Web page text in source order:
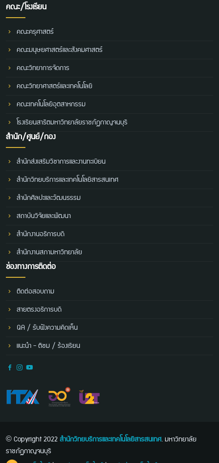
คณะ/โรงเรียน
คณะครุศาสตร์
คณะมนุษยศาสตร์และสังคมศาสตร์
คณะวิทยาการจัดการ
คณะวิทยาศาสตร์และเทคโนโลยี
คณะเทคโนโลยีอุตสาหกรรม
โรงเรียนสาธิตมหาวิทยาลัยราชภัฏกาญจนบุรี
สำนัก/ศูนย์/กอง
สำนักส่งเสริมวิชาการและงานทะเบียน
สำนักวิทยบริการและเทคโนโลยีสารสนเทศ
สำนักศิลปะและวัฒนธรรม
สถาบันวิจัยและพัฒนา
สำนักงานอธิการบดี
สำนักงานสภามหาวิทยาลัย
ช่องทางการติดต่อ
ติดต่อสอบถาม
สายตรงอธิการบดี
QA / รับฟังความคิดเห็น
แนะนำ - ติชม / ร้องเรียน
© Copyright 2022สำนักวิทยบริการและเทคโนโลยีสารสนเทศ. มหาวิทยาลัย
ราชภัฏกาญจนบุรี